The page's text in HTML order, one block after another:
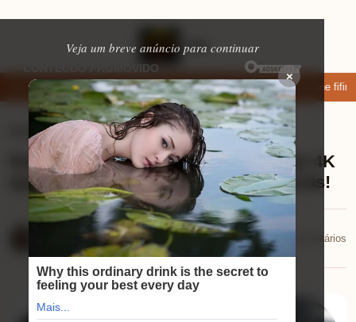
Veja um breve anúncio para continuar
×
apps de namoro que permitem enviar fotos e vídeos Microfone fifine
Eletrônicos ⏱ 9 min de leitura
Review EMEET C980 PRO: a webcam 4K
que transforma suas videoconferências!
Mariana Souza
18/01/2026
📅 18/01/2026💬 0 comentários